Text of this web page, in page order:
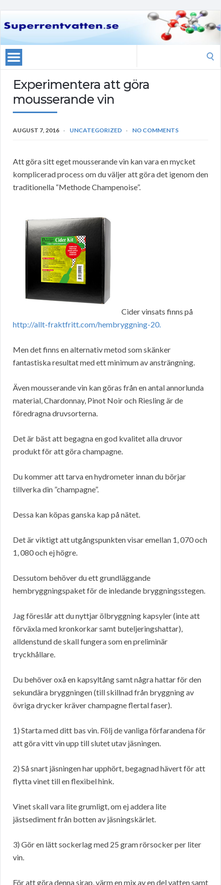
Experimentera att göra
mousserande vin
AUGUST 7, 2016 UNCATEGORIZED NO COMMENTS
Att göra sitt eget mousserande vin kan vara en mycket
komplicerad process om du väljer att göra det igenom den
traditionella “Methode Champenoise”.
Cider vinsats finns på
http://allt-fraktfritt.com/hembryggning-20.
Men det finns en alternativ metod som skänker
fantastiska resultat med ett minimum av ansträngning.
Även mousserande vin kan göras från en antal annorlunda
material, Chardonnay, Pinot Noir och Riesling är de
föredragna druvsorterna.
Det är bäst att begagna en god kvalitet alla druvor
produkt för att göra champagne.
Du kommer att tarva en hydrometer innan du börjar
tillverka din ”champagne”.
Dessa kan köpas ganska kap på nätet.
Det är viktigt att utgångspunkten visar emellan 1, 070 och
1, 080 och ej högre.
Dessutom behöver du ett grundläggande
hembryggningspaket för de inledande bryggningsstegen.
Jag föreslår att du nyttjar ölbryggning kapsyler (inte att
förväxla med kronkorkar samt buteljeringshattar),
alldenstund de skall fungera som en preliminär
tryckhållare.
Du behöver oxå en kapsyltång samt några hattar för den
sekundära bryggningen (till skillnad från bryggning av
övriga drycker kräver champagne flertal faser).
1) Starta med ditt bas vin. Följ de vanliga förfarandena för
att göra vitt vin upp till slutet utav jäsningen.
2) Så snart jäsningen har upphört, begagnad hävert för att
flytta vinet till en flexibel hink.
Vinet skall vara lite grumligt, om ej addera lite
jästsediment från botten av jäsningskärlet.
3) Gör en lätt sockerlag med 25 gram rörsocker per liter
vin.
För att göra denna sirap, värm en mix av en del vatten samt